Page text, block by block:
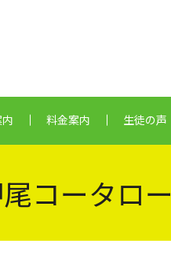
料金案内 生徒の声
コータロー